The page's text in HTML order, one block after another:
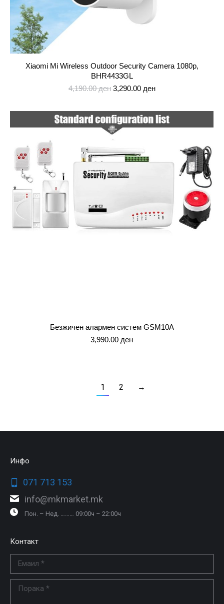
Xiaomi Mi Wireless Outdoor Security Camera 1080p,
BHR4433GL
4,190.00ден Original
4,190.00 ден.
3,290.00 денCurrent
3,290.00 ден.
Безжичен алармен систем GSM10A
3,990.00 ден
1 2 →
Инфо
071 713 153
info@mkmarket.mk
Пон. – Нед. ……… 09:00ч – 22:00ч
Контакт